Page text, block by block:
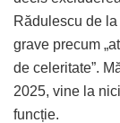
Rădulescu de
grave precum
de celeritate”.
2025, vine la
funcție.